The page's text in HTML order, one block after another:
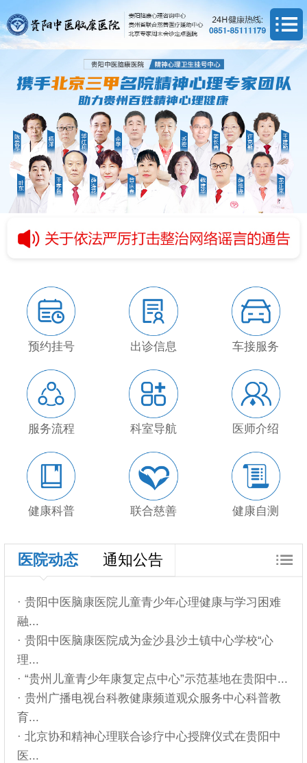
预约挂号 出诊信息 车接服务
服务流程 科室导航 医师介绍
健康科普 联合慈善 健康自测
医院动态 通知公告
· 贵阳中医脑康医院儿童青少年心理健康与学习困难
融...
· 贵阳中医脑康医院成为金沙县沙土镇中心学校“心
理...
· “贵州儿童青少年康复定点中心”示范基地在贵阳中...
· 贵州广播电视台科教健康频道观众服务中心科普教
育...
· 北京协和精神心理联合诊疗中心授牌仪式在贵阳中
医...